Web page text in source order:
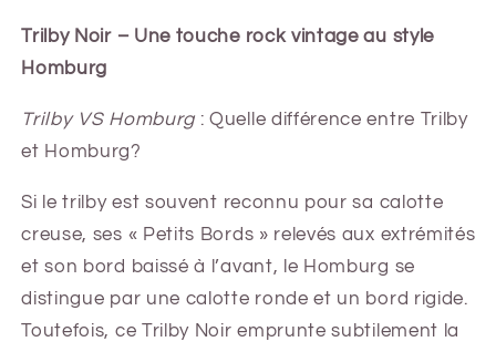
Trilby Noir – Une touche rock vintage au style
Homburg
Trilby VS Homburg: Quelle différence entre Trilby
et Homburg?
Si le trilby est souvent reconnu pour sa calotte
creuse, ses « Petits Bords » relevés aux extrémités
et son bord baissé à l’avant, le Homburg se
distingue par une calotte ronde et un bord rigide.
Toutefois, ce Trilby Noir emprunte subtilement la